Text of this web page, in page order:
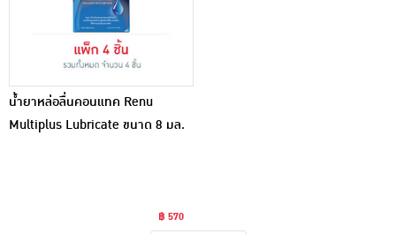
น้ำยาหล่อลื่นคอนแทค Renu
Multiplus Lubricate ขนาด 8 มล.
฿ 570